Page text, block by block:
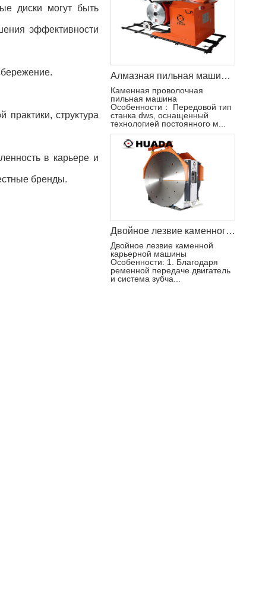
диски могут быть
эффективности
структура
в карьере и
бренды.
Алмазная пильная машина Econetic
Каменная проволочная
пильная машина
Особенности： Передовой тип
станка dws, оснащенный
технологией постоянного м...
Двойное лезвие каменного карьера режущая машина
Двойное лезвие каменной
карьерной машины
Особенности: 1. Благодаря
ременной передаче двигатель
и система зубча...